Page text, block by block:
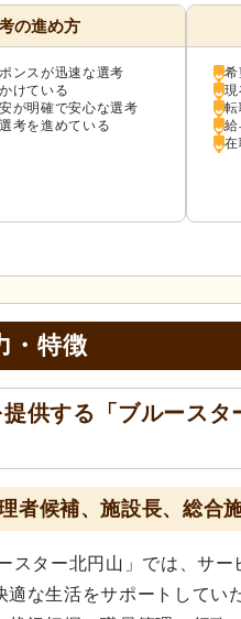
の進め方
ンスが迅速な選考
けている
が明確で安心な選考
考を進めている
希
現
転
給
在
・特徴
供する「ブルース
者候補、施設長、総合
スター北円山」では、サ
な生活をサポートしてい